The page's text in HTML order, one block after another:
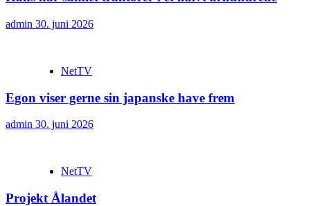
admin 30. juni 2026
NetTV
Egon viser gerne sin japanske have frem
admin 30. juni 2026
NetTV
Projekt Ålandet